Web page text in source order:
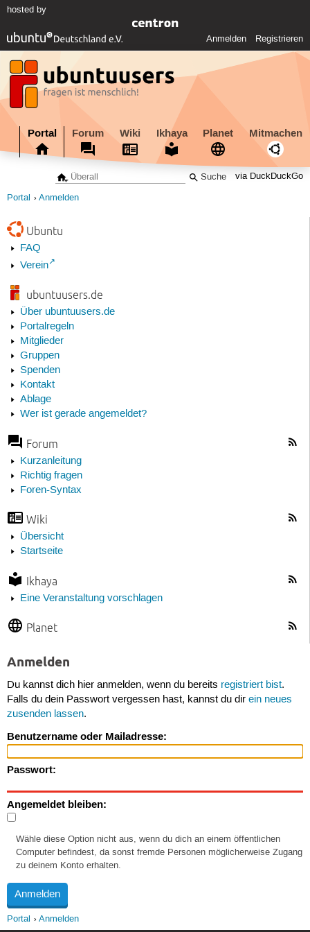
hosted by
Anmelden Registrieren
Portal Forum Wiki Ikhaya Planet Mitmachen
via DuckDuckGo
Portal Anmelden
Ubuntu
FAQ
Verein
ubuntuusers.de
Über ubuntuusers.de
Portalregeln
Mitglieder
Gruppen
Spenden
Kontakt
Ablage
Wer ist gerade angemeldet?
Forum
Kurzanleitung
Richtig fragen
Foren-Syntax
Wiki
Übersicht
Startseite
Ikhaya
Eine Veranstaltung vorschlagen
Planet
Anmelden
Du kannst dich hier anmelden, wenn du bereits registriert bist.
Falls du dein Passwort vergessen hast, kannst du dir ein neues
zusenden lassen.
Benutzername oder Mailadresse:
Passwort:
Angemeldet bleiben:
Wähle diese Option nicht aus, wenn du dich an einem öffentlichen
Computer befindest, da sonst fremde Personen möglicherweise Zugang
zu deinem Konto erhalten.
Portal Anmelden